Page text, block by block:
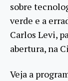
sobre
verde e a
Carlos Levi,
abertura, na
Veja a